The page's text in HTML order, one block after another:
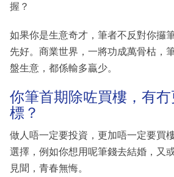
握？
如果你是生意奇才，筆者不反對你攞
先好。商業世界，一將功成萬骨枯，
盤生意，都係輸多贏少。
你筆首期除咗買樓，有
標？
做人唔一定要投資，更加唔一定要買
選擇，例如你想用呢筆錢去結婚，又
見聞，青春無悔。